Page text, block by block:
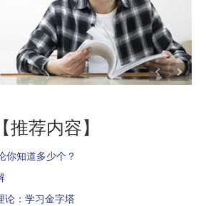
【推荐内容】
你知道多少个？
论：学习金字塔